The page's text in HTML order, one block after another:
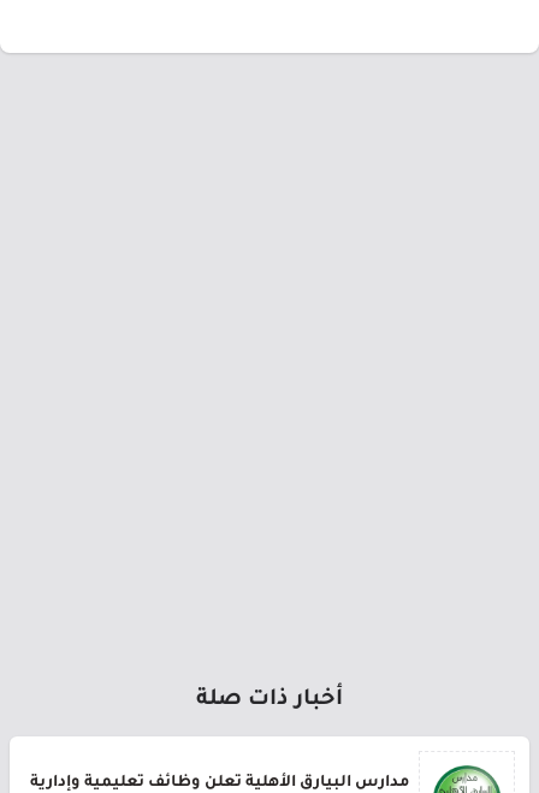
أخبار ذات صلة
مدارس البيارق الأهلية تعلن وظائف تعليمية وإدارية